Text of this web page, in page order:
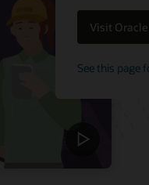
Visit
See this page